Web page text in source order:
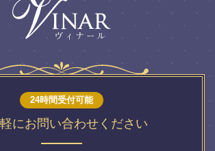
24時間受付可能
にお問い合わせください